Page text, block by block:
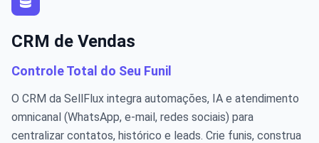
CRM de Vendas
Controle Total do Seu Funil
O CRM da SellFlux integra automações, IA e atendimento
omnicanal (WhatsApp, e-mail, redes sociais) para
centralizar contatos, histórico e leads. Crie funis, construa